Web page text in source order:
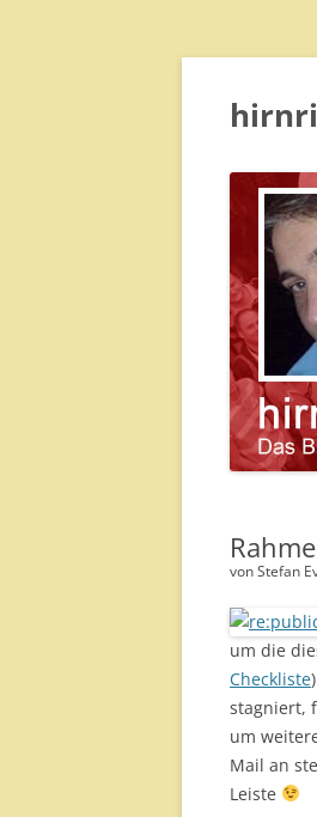
von Stefan
um die
Checkliste
stagniert,
um
Mail an
Leiste